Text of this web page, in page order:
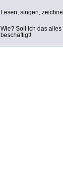
Lesen, singen,
Wie? Soll ich das
beschäftigt!